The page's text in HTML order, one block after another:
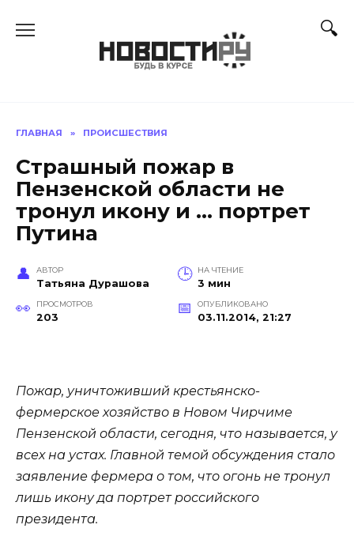
ГЛАВНАЯ » ПРОИСШЕСТВИЯ
Страшный пожар в
Пензенской области не
тронул икону и … портрет
Путина
АВТОР
Татьяна Дурашова
НА ЧТЕНИЕ
3 мин
ПРОСМОТРОВ
203
ОПУБЛИКОВАНО
03.11.2014, 21:27
Пожар, уничтоживший крестьянско-
фермерское хозяйство в Новом Чирчиме
Пензенской области, сегодня, что называется, у
всех на устах. Главной темой обсуждения стало
заявление фермера о том, что огонь не тронул
лишь икону да портрет российского
президента.